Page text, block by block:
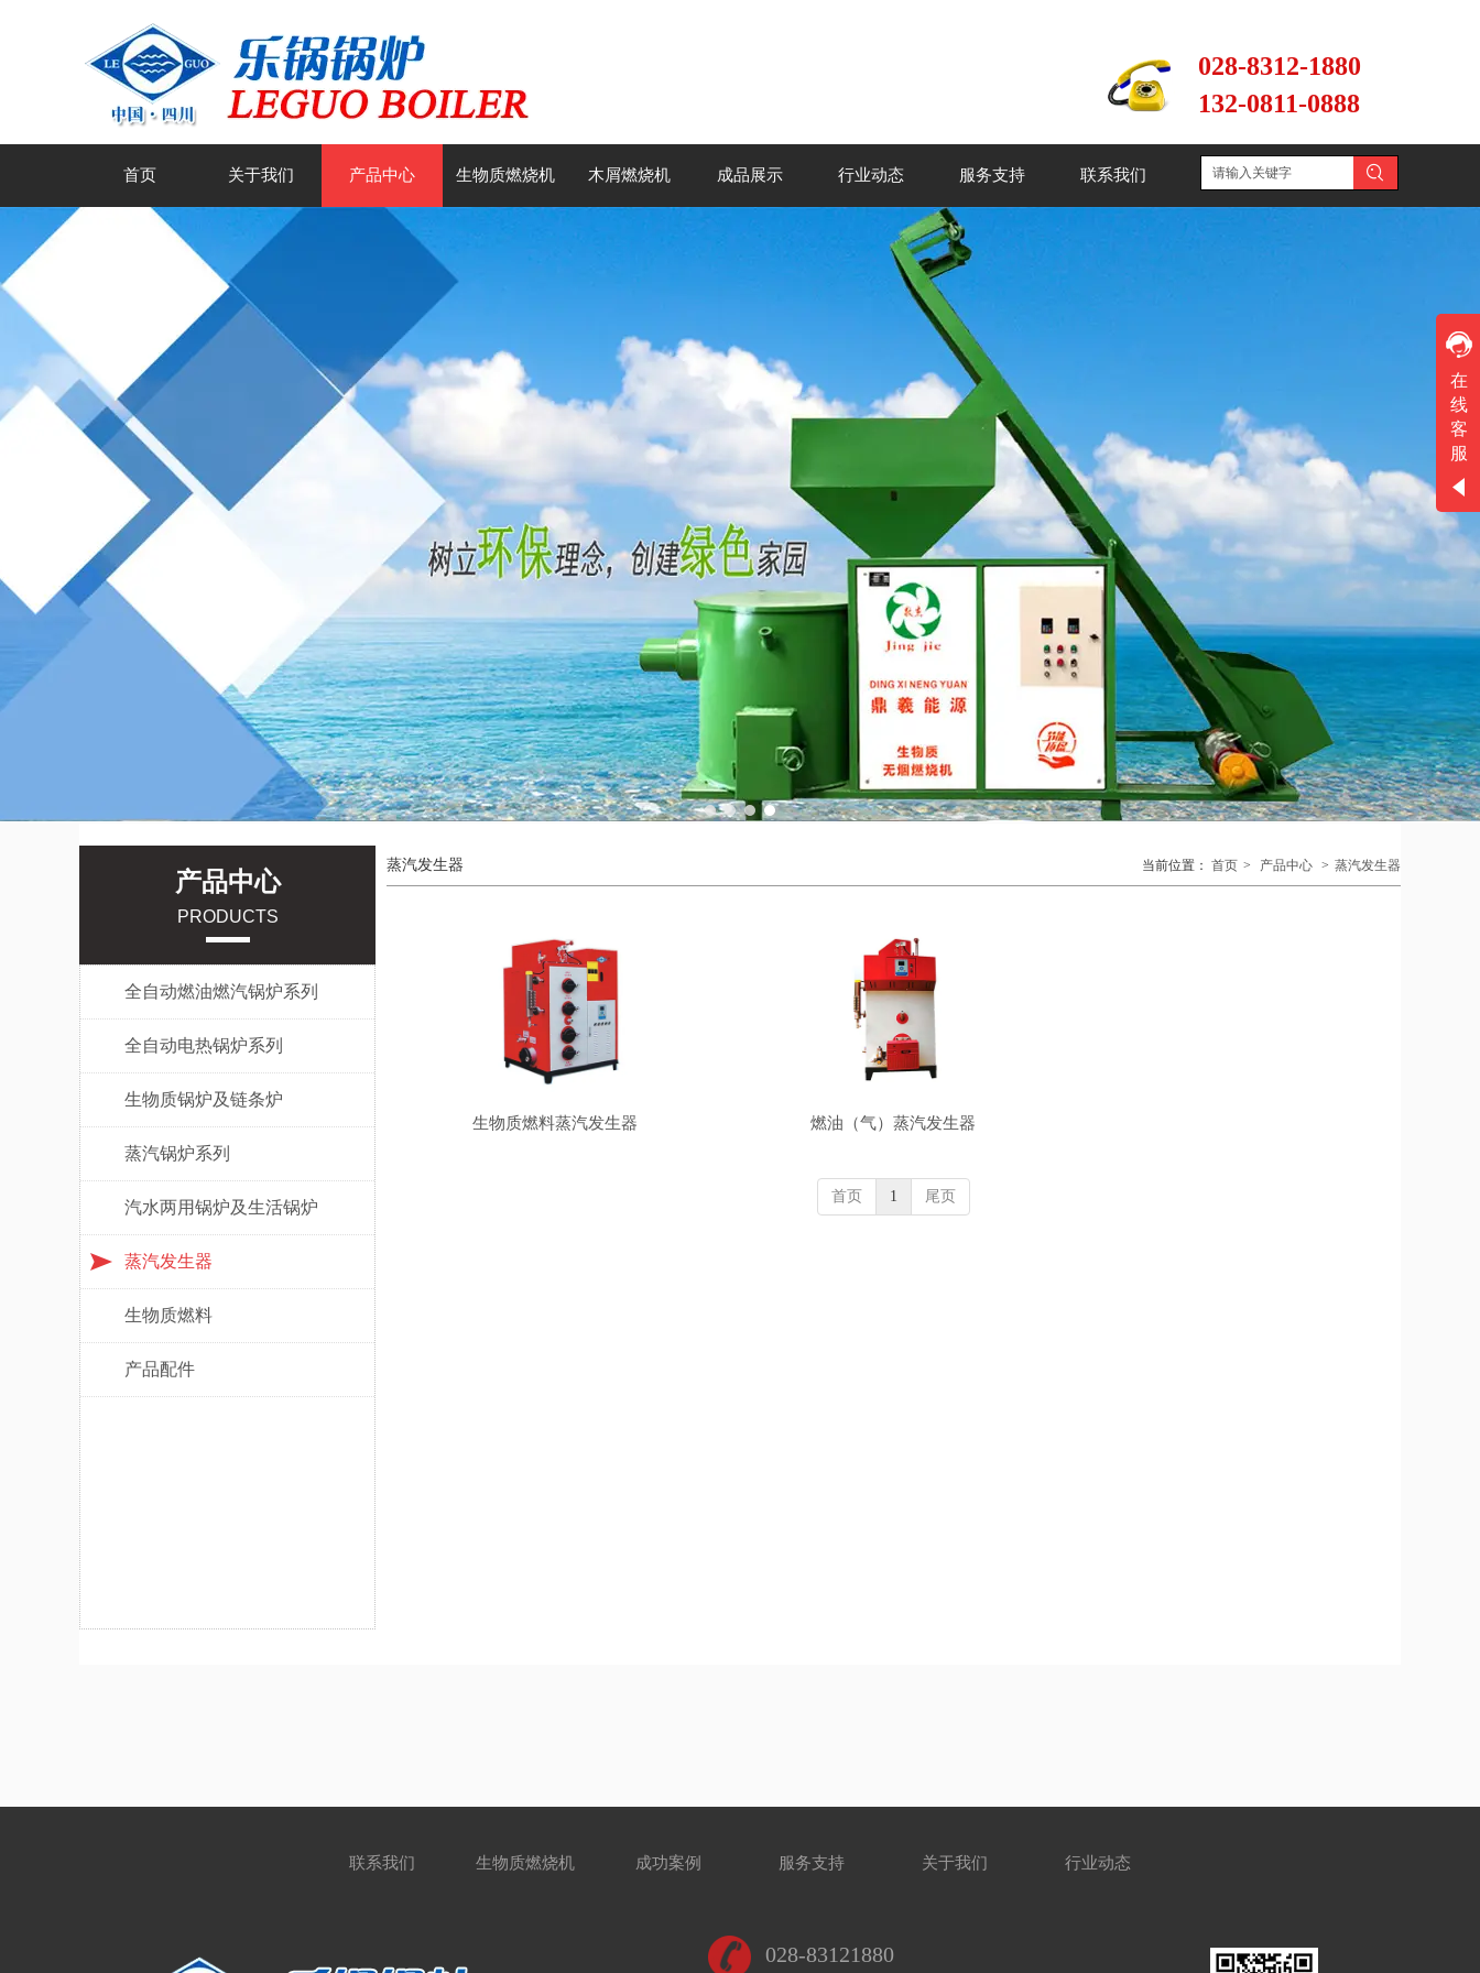
在
线
客
服
8:30-17:30
联系方式
028-8312-1880
132-0811-0888
028-8312-1880
132-0811-0888
首页 关于我们 产品中心 生物质燃烧机 木屑燃烧机 成品展示 行业动态 服务支持 联系我们
1 2 3 4
产品中心
PRODUCTS
全自动燃油燃汽锅炉系列
全自动电热锅炉系列
生物质锅炉及链条炉
蒸汽锅炉系列
汽水两用锅炉及生活锅炉
蒸汽发生器
生物质燃料
产品配件
蒸汽发生器 当前位置： 首页 > 产品中心 > 蒸汽发生器
生物质燃料蒸汽发生器 燃油（气）蒸汽发生器
首页 1 尾页
028-83121880
联系我们 生物质燃烧机 成功案例 服务支持 关于我们 行业动态